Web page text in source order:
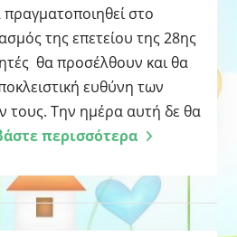
στο
της επετείου της 28ης
θα προσέλθουν και θα
ευθύνη των
τους. Την ημέρα αυτή δε θα
περισσότερα